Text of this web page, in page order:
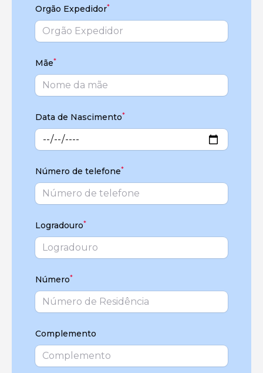
Orgão Expedidor*
Mãe*
Data de Nascimento*
Número de telefone*
Logradouro*
Número*
Complemento